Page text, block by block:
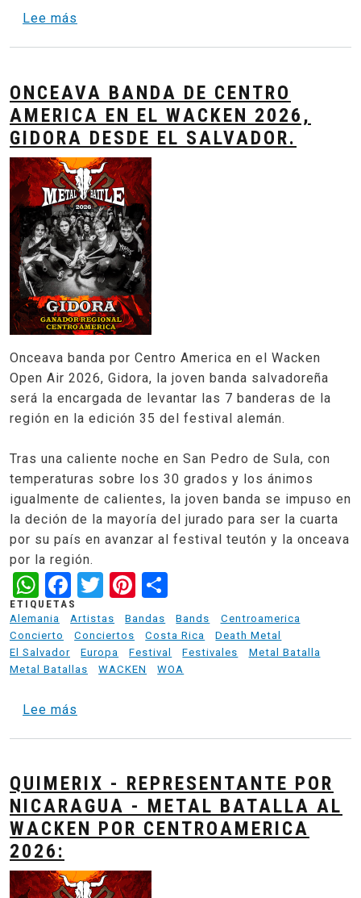
Lee más
ONCEAVA BANDA DE CENTRO
AMERICA EN EL WACKEN 2026,
GIDORA DESDE EL SALVADOR.
Onceava banda por Centro America en el Wacken
Open Air 2026, Gidora, la joven banda salvadoreña
será la encargada de levantar las 7 banderas de la
región en la edición 35 del festival alemán.
Tras una caliente noche en San Pedro de Sula, con
temperaturas sobre los 30 grados y los ánimos
igualmente de calientes, la joven banda se impuso en
la deción de la mayoría del jurado para ser la cuarta
por su país en avanzar al festival teutón y la onceava
por la región.
WhatsApp
Facebook
TwitterPinterest
ETIQUETAS
Alemania
Artistas Bandas Bands
Centroamerica
Concierto
Conciertos Costa Rica
Death Metal
El Salvador
Europa Festival Festivales
Metal Batalla
Metal Batallas
WACKEN WOA
Lee más
QUIMERIX - REPRESENTANTE POR
NICARAGUA - METAL BATALLA AL
WACKEN POR CENTROAMERICA
2026: